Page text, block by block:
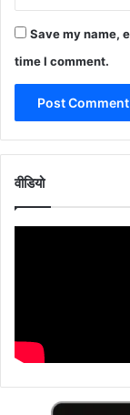
Save my name,
time I comment.
वीडियो